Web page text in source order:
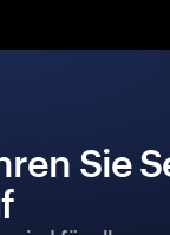
Sie